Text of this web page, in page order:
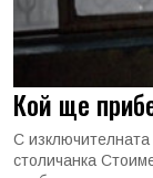
Кой ще
С
столичанка